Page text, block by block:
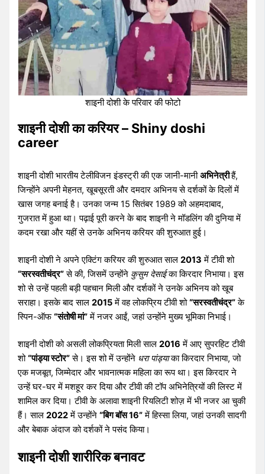
शाइनी दोशी के परिवार की फोटो
शाइनी दोशी का करियर – Shiny doshi
career
शाइनी दोशी भारतीय टेलीविजन इंडस्ट्री की एक जानी-मानीअभिनेत्रीहैं,
जिन्होंने अपनी मेहनत, खूबसूरती और दमदार अभिनय से दर्शकों के दिलों में
खास जगह बनाई है। उनका जन्म 15 सितंबर 1989 को अहमदाबाद,
गुजरात में हुआ था। पढ़ाई पूरी करने के बाद शाइनी ने मॉडलिंग की दुनिया में
कदम रखा और यहीं से उनके अभिनय करियर की शुरुआत हुई।
शाइनी दोशी ने अपने एक्टिंग करियर की शुरुआत साल2013 में टीवी शो
“सरस्वतीचंद्र”से की, जिसमें उन्होंने कुसुम देसाईका किरदार निभाया। इस
शो से उन्हें पहली बड़ी पहचान मिली और दर्शकों ने उनके अभिनय को खूब
सराहा। इसके बाद साल2015में वह लोकप्रिय टीवी शो“सरस्वतीचंद्र”के
स्पिन-ऑफ“संतोषी मां”में नजर आईं, जहां उन्होंने मुख्य भूमिका निभाई।
शाइनी दोशी को असली लोकप्रियता मिली साल2016 में आए सुपरहिट टीवी
शो“पांड्या स्टोर”से। इस शो में उन्होंने धरा पांड्याका किरदार निभाया, जो
एक मजबूत, जिम्मेदार और भावनात्मक महिला का रूप था। इस किरदार ने
उन्हें घर-घर में मशहूर कर दिया और टीवी की टॉप अभिनेत्रियों की लिस्ट में
शामिल कर दिया। टीवी के अलावा शाइनी रियलिटी शोज़ में भी नजर आ चुकी
हैं। साल2022में उन्होंने“बिग बॉस 16”में हिस्सा लिया, जहां उनकी सादगी
और बेबाक अंदाज को दर्शकों ने पसंद किया।
शाइनी दोशी शारीरिक बनावट